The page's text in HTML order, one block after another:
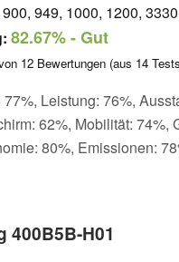
949, 1000, 1200,
82.67%- Gut
12 Bewertungen (aus 14
77%, Leistung: 76%,
62%, Mobilität: 74%,
80%, Emissionen:
400B5B-H01